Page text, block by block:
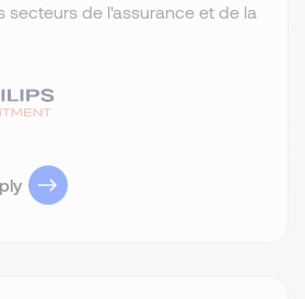
secteurs de l'assurance et de la